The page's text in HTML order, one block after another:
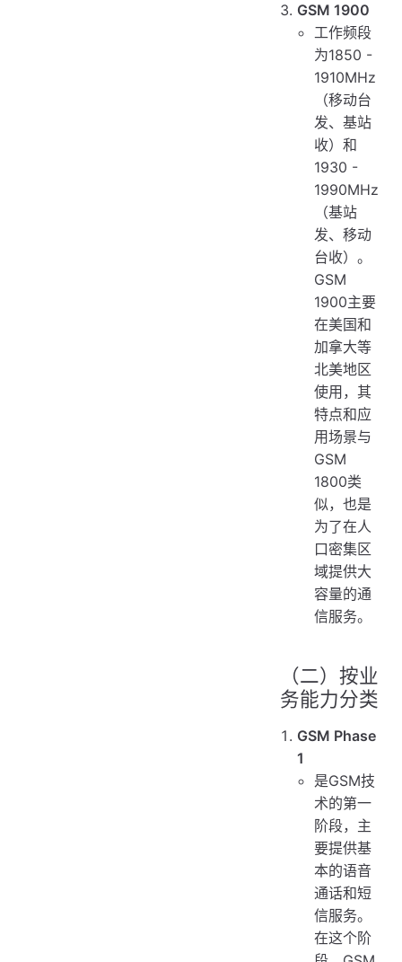
GSM 1900
工作频段
为1850 -
1910MHz
（移动台
发、基站
收）和
1930 -
1990MHz
（基站
发、移动
台收）。
GSM
1900主要
在美国和
加拿大等
北美地区
使用，其
特点和应
用场景与
GSM
1800类
似，也是
为了在人
口密集区
域提供大
容量的通
信服务。
（二）按业
务能力分类
GSM Phase
1
是GSM技
术的第一
阶段，主
要提供基
本的语音
通话和短
信服务。
在这个阶